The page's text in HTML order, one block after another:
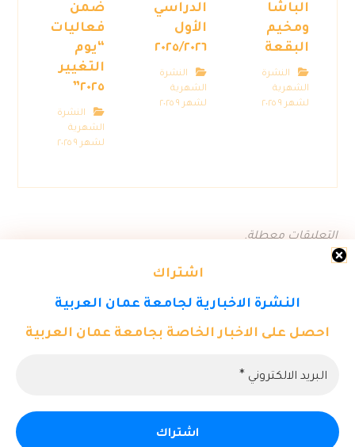
اشتراك
النشرة الاخبارية لجامعة عمان العربية
احصل على الاخبار الخاصة بجامعة عمان العربية
الباشا
ومخيم
البقعة
النشرة
الشهرية
لشهر ٩ ٢٠٢٥
الدراسي
الأول
٢٠٢٥/٢٠٢٦
النشرة
الشهرية
لشهر ٩ ٢٠٢٥
ضمن
فعاليات
“يوم
التغيير
٢٠٢٥”
النشرة
الشهرية
لشهر ٩ ٢٠٢٥
التعليقات معطلة.